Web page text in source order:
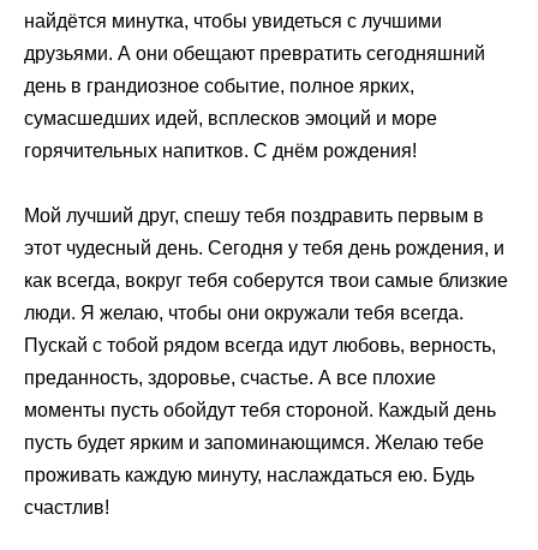
найдётся минутка, чтобы увидеться с лучшими
друзьями. А они обещают превратить сегодняшний
день в грандиозное событие, полное ярких,
сумасшедших идей, всплесков эмоций и море
горячительных напитков. С днём рождения!
Мой лучший друг, спешу тебя поздравить первым в
этот чудесный день. Сегодня у тебя день рождения, и
как всегда, вокруг тебя соберутся твои самые близкие
люди. Я желаю, чтобы они окружали тебя всегда.
Пускай с тобой рядом всегда идут любовь, верность,
преданность, здоровье, счастье. А все плохие
моменты пусть обойдут тебя стороной. Каждый день
пусть будет ярким и запоминающимся. Желаю тебе
проживать каждую минуту, наслаждаться ею. Будь
счастлив!